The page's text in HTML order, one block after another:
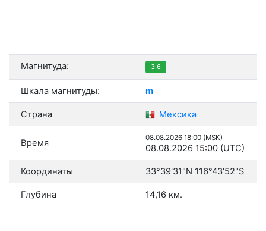
Магнитуда: 3.6
Шкала магнитуды: m
Страна Мексика
Время 08.08.2026 18:00 (MSK)
08.08.2026 15:00 (UTC)
Координаты 33°39'31"N 116°43'52"S
Глубина 14,16 км.